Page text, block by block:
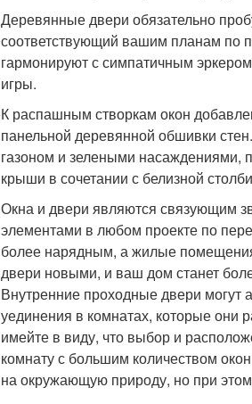
Деревянные двери обязательно
соответствующий вашим планам по
гармонируют с симпатичным
игры.
К распашным створкам окон
панельной деревянной обшивки
газоном и зелеными насаждениями,
крыши в сочетании с белизной
Окна и двери являются связующим
элементами в любом проекте по
более нарядным, а жилые
двери новыми, и ваш дом станет
Внутренние проходные двери могут
уединения в комнатах, которые они
имейте в виду, что выбор и
комнату с большим количеством
на окружающую природу, но при